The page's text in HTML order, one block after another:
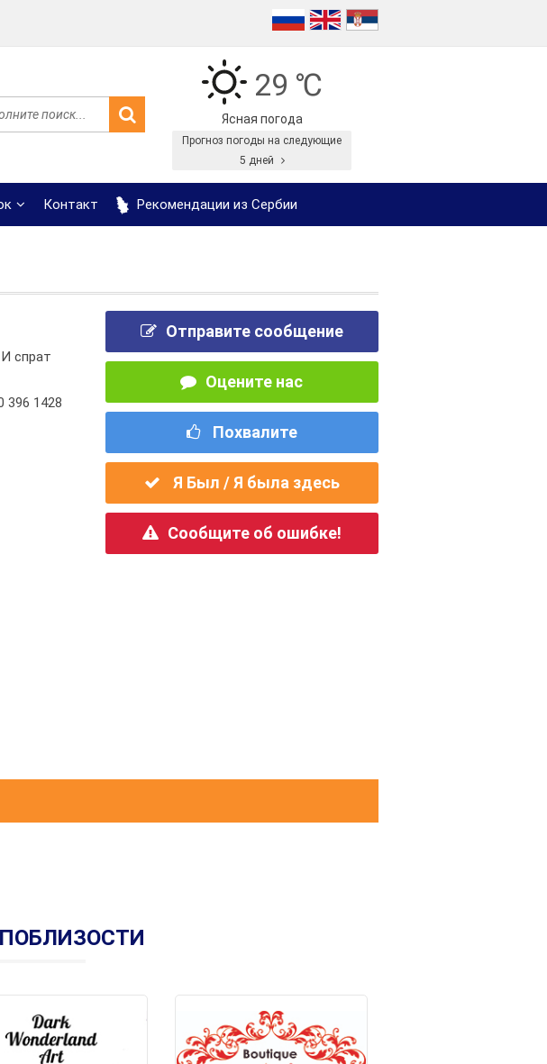
29 ℃
Ясная погода
Прогноз погоды на следующие
5 дней
Контакт Рекомендации из Сербии
спрат
396 1428
Отправите сообщение
Оцените нас
Похвалите
Я Был / Я была здесь
Сообщите об ошибке!